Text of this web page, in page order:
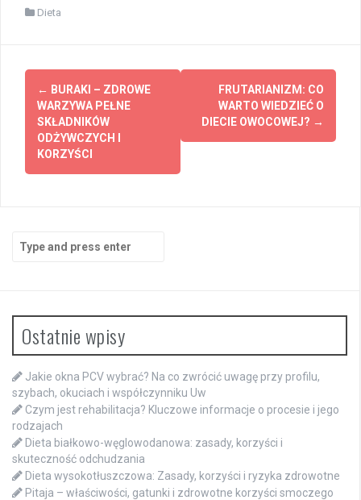
Dieta
Post
navigation
← BURAKI – ZDROWE
WARZYWA PEŁNE
SKŁADNIKÓW
ODŻYWCZYCH I
KORZYŚCI
FRUTARIANIZM: CO
WARTO WIEDZIEĆ O
DIECIE OWOCOWEJ? →
for:
Ostatnie wpisy
Jakie okna PCV wybrać? Na co zwrócić uwagę przy profilu,
szybach, okuciach i współczynniku Uw
Czym jest rehabilitacja? Kluczowe informacje o procesie i jego
rodzajach
Dieta białkowo-węglowodanowa: zasady, korzyści i
skuteczność odchudzania
Dieta wysokotłuszczowa: Zasady, korzyści i ryzyka zdrowotne
Pitaja – właściwości, gatunki i zdrowotne korzyści smoczego